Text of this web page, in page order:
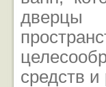
дверцы
средств